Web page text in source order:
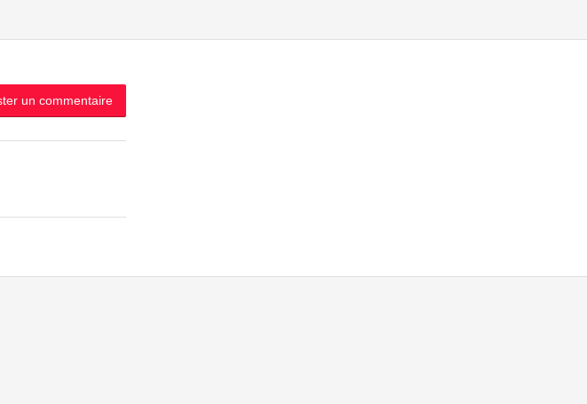
un commentaire